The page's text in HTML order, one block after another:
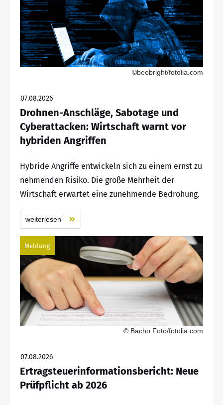
©beebright/fotolia.com
07.08.2026
Drohnen-Anschläge, Sabotage und
Cyberattacken: Wirtschaft warnt vor
hybriden Angriffen
Hybride Angriffe entwickeln sich zu einem ernst zu
nehmenden Risiko. Die große Mehrheit der
Wirtschaft erwartet eine zunehmende Bedrohung.
weiterlesen
Meldung
© Bacho Foto/fotolia.com
07.08.2026
Ertragsteuerinformationsbericht: Neue
Prüfpflicht ab 2026